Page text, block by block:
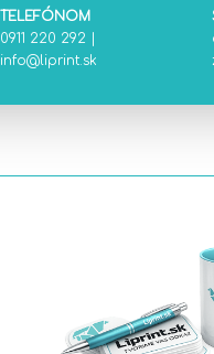
TELEFÓNOM
0911 220 292
info@liprint.sk